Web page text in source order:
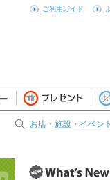
ご利用ガイド
お店・施設・イベン